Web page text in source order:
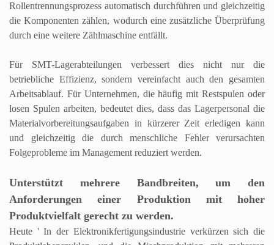
Rollentrennungsprozess automatisch durchführen und gleichzeitig
die Komponenten zählen, wodurch eine zusätzliche Überprüfung
durch eine weitere Zählmaschine entfällt.
Für SMT-Lagerabteilungen verbessert dies nicht nur die
betriebliche Effizienz, sondern vereinfacht auch den gesamten
Arbeitsablauf. Für Unternehmen, die häufig mit Restspulen oder
losen Spulen arbeiten, bedeutet dies, dass das Lagerpersonal die
Materialvorbereitungsaufgaben in kürzerer Zeit erledigen kann
und gleichzeitig die durch menschliche Fehler verursachten
Folgeprobleme im Management reduziert werden.
Unterstützt mehrere Bandbreiten, um den
Anforderungen einer Produktion mit hoher
Produktvielfalt gerecht zu werden.
Heute 'In der Elektronikfertigungsindustrie verkürzen sich die